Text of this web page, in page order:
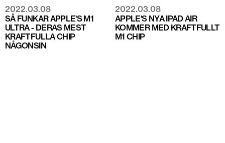
2022.03.08
SÅ FUNKAR APPLE'S M1
ULTRA - DERAS MEST
KRAFTFULLA CHIP
NÅGONSIN
2022.03.08
APPLE'S NYA IPAD AIR
KOMMER MED KRAFTFULLT
M1 CHIP